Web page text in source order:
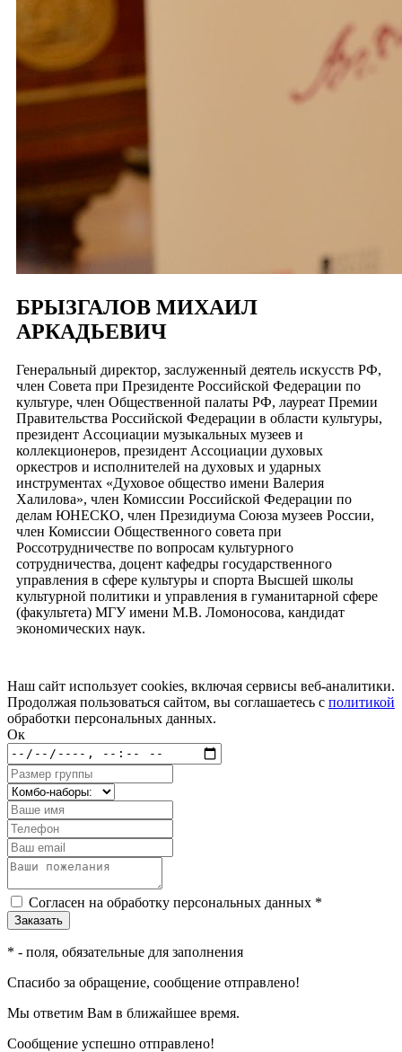
БРЫЗГАЛОВ МИХАИЛ
АРКАДЬЕВИЧ
Генеральный директор, заслуженный деятель искусств РФ,
член Совета при Президенте Российской Федерации по
культуре, член Общественной палаты РФ, лауреат Премии
Правительства Российской Федерации в области культуры,
президент Ассоциации музыкальных музеев и
коллекционеров, президент Ассоциации духовых
оркестров и исполнителей на духовых и ударных
инструментах «Духовое общество имени Валерия
Халилова», член Комиссии Российской Федерации по
делам ЮНЕСКО, член Президиума Союза музеев России,
член Комиссии Общественного совета при
Россотрудничестве по вопросам культурного
сотрудничества, доцент кафедры государственного
управления в сфере культуры и спорта Высшей школы
культурной политики и управления в гуманитарной сфере
(факультета) МГУ имени М.В. Ломоносова, кандидат
экономических наук.
Наш сайт использует cookies, включая сервисы веб-аналитики.
Продолжая пользоваться сайтом, вы соглашаетесь с политикой
обработки персональных данных.
Ок
Согласен на обработку персональных данных *
* - поля, обязательные для заполнения
Спасибо за обращение, сообщение отправлено!
Мы ответим Вам в ближайшее время.
Сообщение успешно отправлено!